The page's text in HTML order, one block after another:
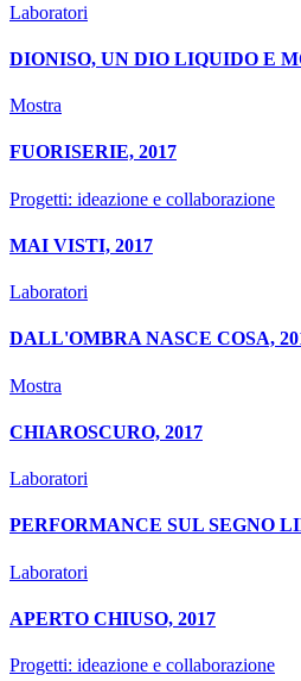
Laboratori
DIONISO, UN DIO LIQUIDO E
Mostra
FUORISERIE, 2017
Progetti: ideazione e collaborazione
MAI VISTI, 2017
Laboratori
DALL'OMBRA NASCE COSA,
Mostra
CHIAROSCURO, 2017
Laboratori
PERFORMANCE SUL SEGNO
Laboratori
APERTO CHIUSO, 2017
Progetti: ideazione e collaborazione